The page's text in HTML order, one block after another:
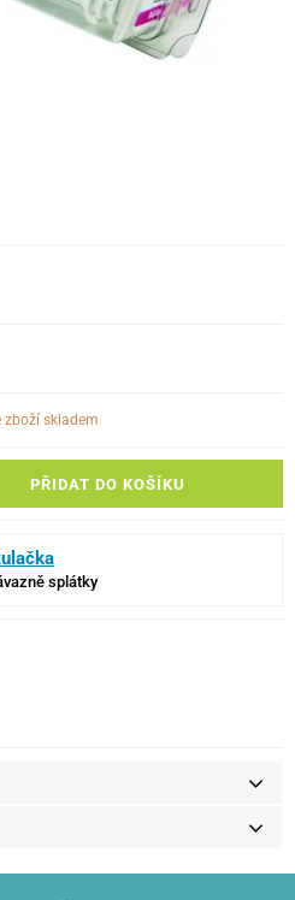
zboží skladem
PŘIDAT DO KOŠÍKU
splátky